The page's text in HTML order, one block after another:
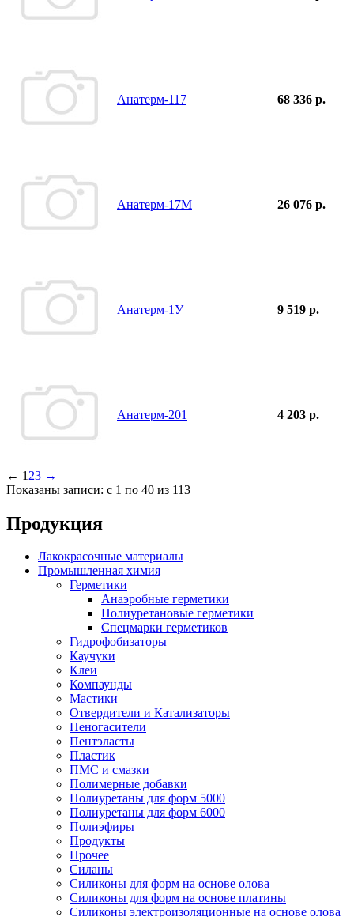
Анатерм-117 68 336 р.
Анатерм-17М 26 076 р.
Анатерм-1У 9 519 р.
Анатерм-201 4 203 р.
← 1 23 →
Показаны записи: с 1 по 40 из 113
Продукция
Лакокрасочные материалы
Промышленная химия
Герметики
Анаэробные герметики
Полиуретановые герметики
Спецмарки герметиков
Гидрофобизаторы
Каучуки
Клеи
Компаунды
Мастики
Отвердители и Катализаторы
Пеногасители
Пентэласты
Пластик
ПМС и смазки
Полимерные добавки
Полиуретаны для форм 5000
Полиуретаны для форм 6000
Полиэфиры
Продукты
Прочее
Силаны
Силиконы для форм на основе олова
Силиконы для форм на основе платины
Силиконы электроизоляционные на основе олова